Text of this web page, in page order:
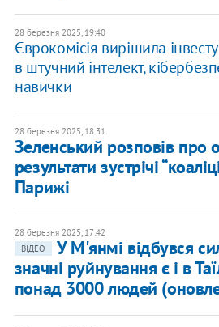
28 березня 2025, 19:40
Єврокомісія вирішила
в штучний інтелект,
навички
28 березня 2025, 18:31
Зеленський розповів про
результати зустрічі
Парижі
28 березня 2025, 17:42
ВІДЕО
У М'янмі відбувся
значні руйнування є і в
понад 3000 людей